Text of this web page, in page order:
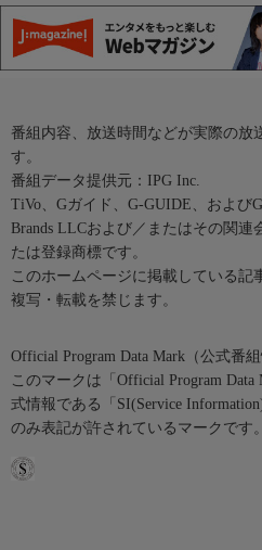
番組内容、放送時間などが実際の放
す。
番組データ提供元：IPG Inc.
TiVo、Gガイド、G-GUIDE、および
Brands LLCおよび／またはその関連
たは登録商標です。
このホームページに掲載している記
複写・転載を禁じます。
Official Program Data Mark（公式番組
このマークは「Official Program
式情報である「SI(Service
のみ表記が許されているマークです。